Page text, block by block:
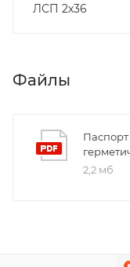
ЛСП 2х36
Файлы
2,2 мб